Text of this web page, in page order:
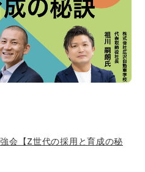
会【Z世代の採用と育成の秘